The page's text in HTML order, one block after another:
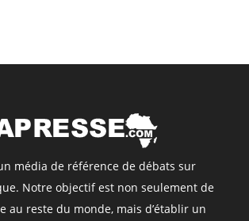
média de référence de débats sur
Notre objectif est non seulement de
au reste du monde, mais d’établir un